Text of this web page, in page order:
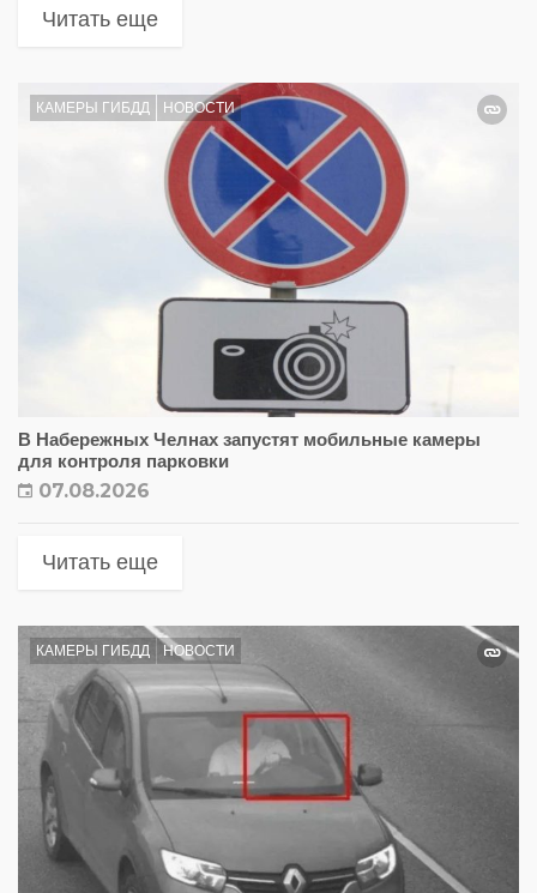
Читать еще
КАМЕРЫ ГИБДД НОВОСТИ
В Набережных Челнах запустят мобильные камеры
для контроля парковки
07.08.2026
Читать еще
КАМЕРЫ ГИБДД НОВОСТИ